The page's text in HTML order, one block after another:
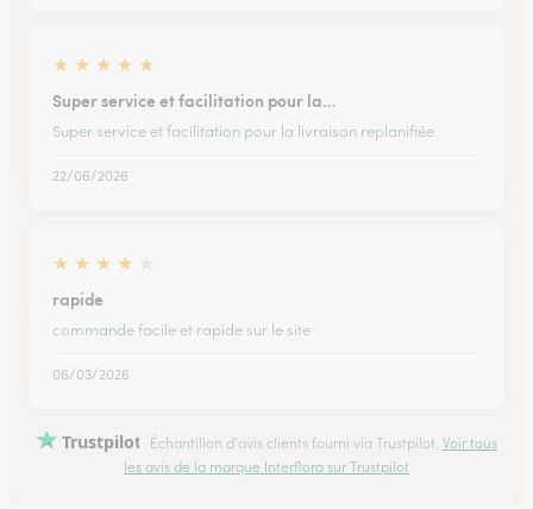
★ ★ ★ ★ ★
Super service et facilitation pour la…
Super service et facilitation pour la livraison replanifiée
22/06/2026
★ ★ ★ ★
rapide
commande facile et rapide sur le site
06/03/2026
Trustpilot Échantillon d'avis clients fourni via Trustpilot. Voir tous
les avis de la marque Interflora sur Trustpilot